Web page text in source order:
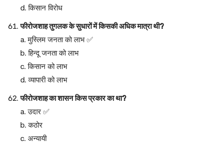
d. किसान विरोध
फीरोजशाह तुगलक के सुधारों में किसकी अधिक मात्रा थी?
a. मुस्लिम जनता को लाभ ✅
b. हिन्दू जनता को लाभ
c. किसान को लाभ
d. व्यापारी को लाभ
फीरोजशाह का शासन किस प्रकार का था?
a. उदार ✅
b. कठोर
c. अन्यायी